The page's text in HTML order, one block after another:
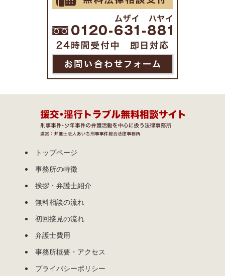
トップページ
事務所の特徴
挨拶・弁護士紹介
無料相談の流れ
初回接見の流れ
弁護士費用
事務所概要・アクセス
プライバシーポリシー